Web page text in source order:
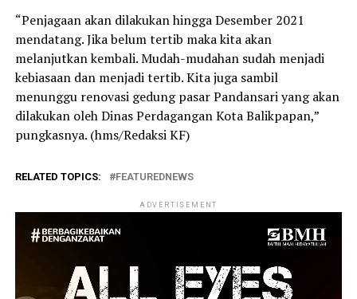
“Penjagaan akan dilakukan hingga Desember 2021
mendatang. Jika belum tertib maka kita akan
melanjutkan kembali. Mudah-mudahan sudah menjadi
kebiasaan dan menjadi tertib. Kita juga sambil
menunggu renovasi gedung pasar Pandansari yang akan
dilakukan oleh Dinas Perdagangan Kota Balikpapan,”
pungkasnya. (hms/Redaksi KF)
RELATED TOPICS: FEATUREDNEWS
ADVERTISEMENT